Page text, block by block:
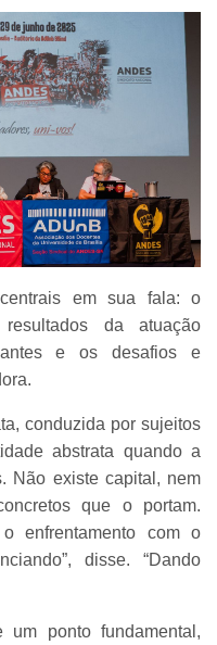
em sua fala: o
da atuação
e os desafios e
conduzida por sujeitos
abstrata quando a
Não existe capital, nem
que o portam.
enfrentamento com o
disse. “Dando
ponto fundamental,